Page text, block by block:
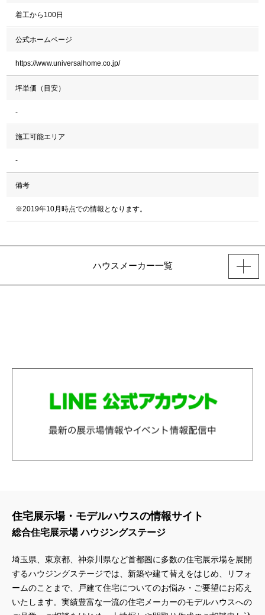
着工から100日
公式ホームページ
https://www.universalhome.co.jp/
坪単価（目安）
-
施工可能エリア
-
備考
※2019年10月時点での情報となります。
ハウスメーカー一覧
住宅展示場・モデルハウスの情報サイト
総合住宅展示場 ハウジングステージ
埼玉県、東京都、神奈川県など首都圏に多数の住宅展示場を展開
するハウジングステージでは、新築や建て替えをはじめ、リフォ
ームのことまで、戸建て住宅についてのお悩み・ご要望にお応え
いたします。実績豊富な一流の住宅メーカーのモデルハウスへの